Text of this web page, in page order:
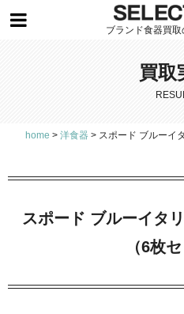
ブランド食器買
買取
home > 洋食器 > スポード ブルーイ
スポード ブルーイタ
（6枚